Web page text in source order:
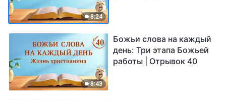
8:24
8:43
Божьи слова на каждый
день: Три этапа Божьей
работы | Отрывок 40